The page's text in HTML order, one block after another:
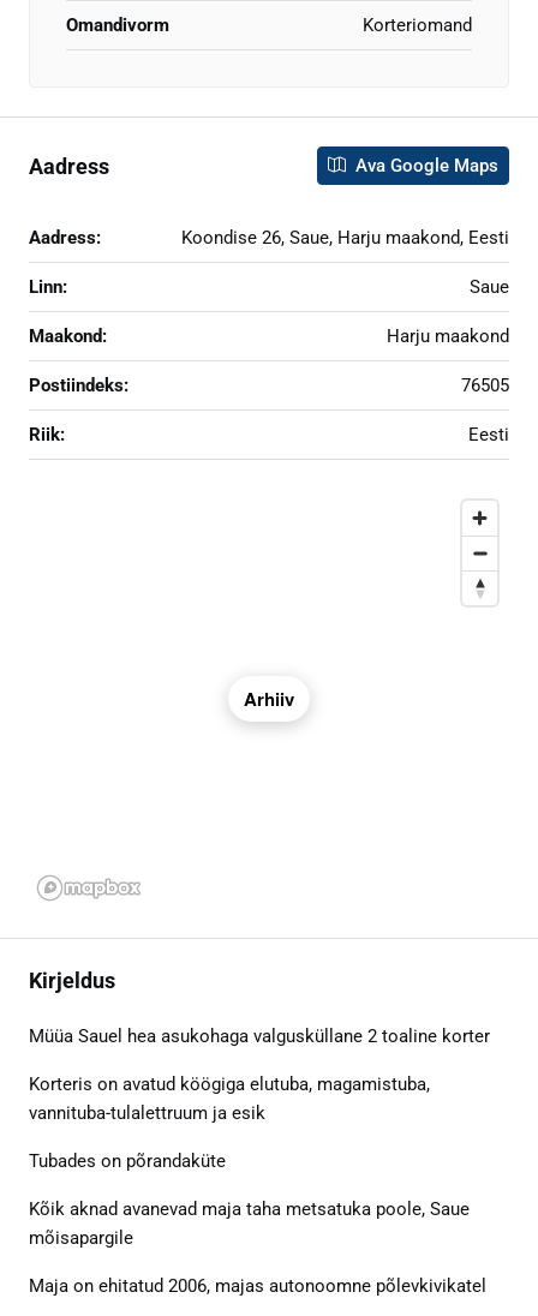
Omandivorm Korteriomand
Aadress Ava Google Maps
Aadress: Koondise 26, Saue, Harju maakond, Eesti
Linn: Saue
Maakond: Harju maakond
Postiindeks: 76505
Riik: Eesti
Arhiiv
Kirjeldus
Müüa Sauel hea asukohaga valgusküllane 2 toaline korter
Korteris on avatud köögiga elutuba, magamistuba,
vannituba-tulalettruum ja esik
Tubades on põrandaküte
Kõik aknad avanevad maja taha metsatuka poole, Saue
mõisapargile
Maja on ehitatud 2006, majas autonoomne põlevkivikatel